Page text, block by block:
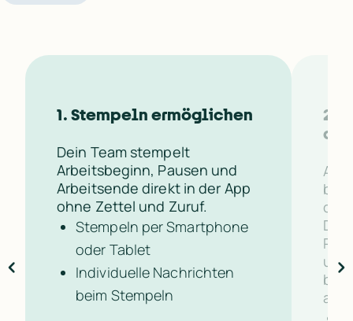
1. Stempeln ermöglichen
Dein Team stempelt
Arbeitsbeginn, Pausen und
Arbeitsende direkt in der App
ohne Zettel und Zuruf.
Stempeln per Smartphone
oder Tablet
Individuelle Nachrichten
beim Stempeln
2.
Du
und